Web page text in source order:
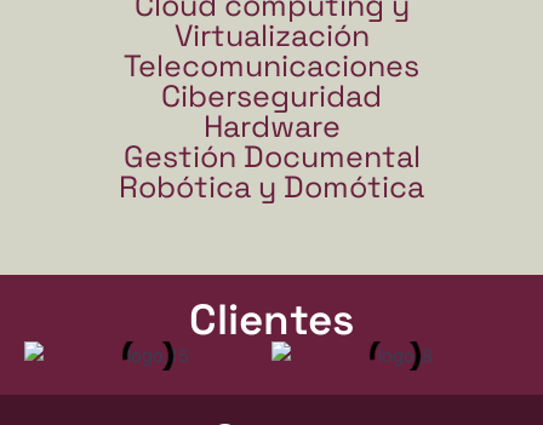
Virtualización
Telecomunicaciones
Ciberseguridad
Hardware
Gestión Documental
Robótica y Domótica
Clientes